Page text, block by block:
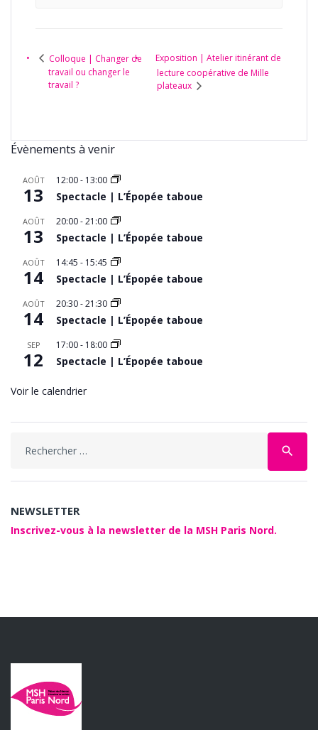
Colloque | Changer de
travail ou changer le
travail ?
Exposition | Atelier itinérant de
lecture coopérative de Mille
plateaux
Évènements à venir
AOÛT
13
12:00- 13:00
Spectacle | L’Épopée taboue
AOÛT
13
20:00-21:00
Spectacle | L’Épopée taboue
AOÛT
14
14:45 - 15:45
Spectacle | L’Épopée taboue
AOÛT
14
20:30-21:30
Spectacle | L’Épopée taboue
SEP
12
17:00- 18:00
Spectacle | L’Épopée taboue
Voir le calendrier
search
NEWSLETTER
Inscrivez-vous à la newsletter de la MSH Paris Nord.